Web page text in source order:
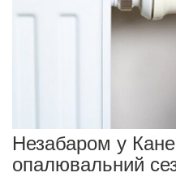
Незабаром у
опалювальний